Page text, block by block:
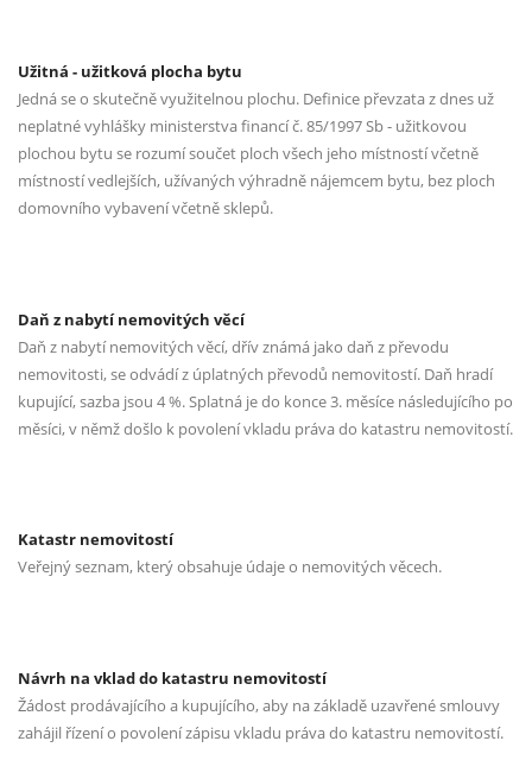
Užitná - užitková plocha bytu
Jedná se o skutečně využitelnou plochu. Definice převzata z dnes už
neplatné vyhlášky ministerstva financí č. 85/1997 Sb - užitkovou
plochou bytu se rozumí součet ploch všech jeho místností včetně
místností vedlejších, užívaných výhradně nájemcem bytu, bez ploch
domovního vybavení včetně sklepů.
Daň z nabytí nemovitých věcí
Daň z nabytí nemovitých věcí, dřív známá jako daň z převodu
nemovitosti, se odvádí z úplatných převodů nemovitostí. Daň hradí
kupující, sazba jsou 4 %. Splatná je do konce 3. měsíce následujícího po
měsíci, v němž došlo k povolení vkladu práva do katastru nemovitostí.
Katastr nemovitostí
Veřejný seznam, který obsahuje údaje o nemovitých věcech.
Návrh na vklad do katastru nemovitostí
Žádost prodávajícího a kupujícího, aby na základě uzavřené smlouvy
zahájil řízení o povolení zápisu vkladu práva do katastru nemovitostí.